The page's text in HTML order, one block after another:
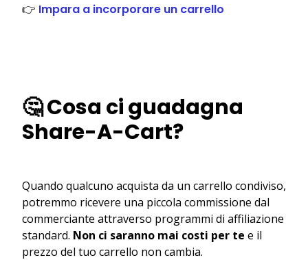
👉 Impara a incorporare un carrello
🤔 Cosa ci guadagna
Share-A-Cart?
Quando qualcuno acquista da un carrello condiviso,
potremmo ricevere una piccola commissione dal
commerciante attraverso programmi di affiliazione
standard. Non ci saranno mai costi per te e il
prezzo del tuo carrello non cambia.